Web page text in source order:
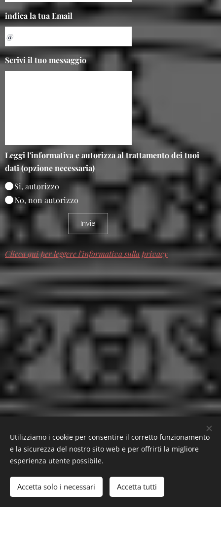
indica la tua Email
Scrivi il tuo messaggio
Leggi l'informativa e autorizza al trattamento dei tuoi
dati (opzione necessaria)
Si, autorizzo
No, non autorizzo
Invia
Clicca qui per leggere l'informativa sulla privacy
Crea il tuo sito web gratis! Inizia
Utilizziamo i cookie per consentire il corretto funzionamento
e la sicurezza del nostro sito web e per offrirti la migliore
esperienza utente possibile.
Accetta solo i necessari Accetta tutti